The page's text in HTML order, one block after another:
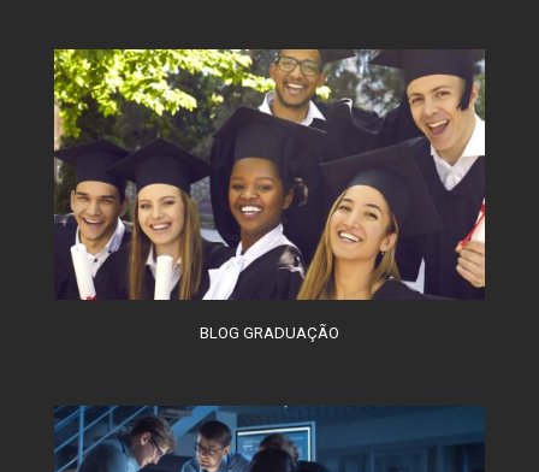
BLOG GRADUAÇÃO